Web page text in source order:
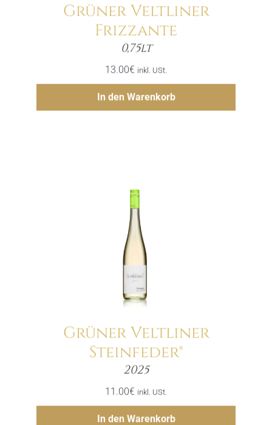
Grüner Veltliner
Frizzante
0,75lt
13.00€ inkl. USt.
In den Warenkorb
Menge
Hinzufügen
Grüner Veltliner
Steinfeder®
2025
11.00€ inkl. USt.
In den Warenkorb
Menge
Hinzufügen